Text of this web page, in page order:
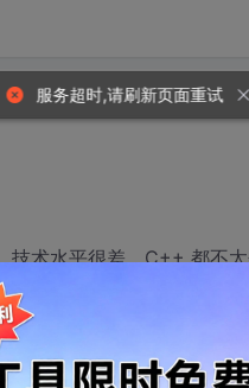
技术水平很差，C++ 都不
身体孱弱，长得也不能去钓
服务超时,请刷新页面重试